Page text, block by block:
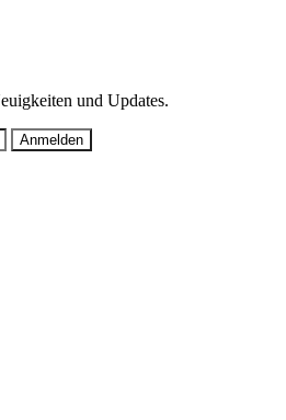
und Updates.
Anmelden